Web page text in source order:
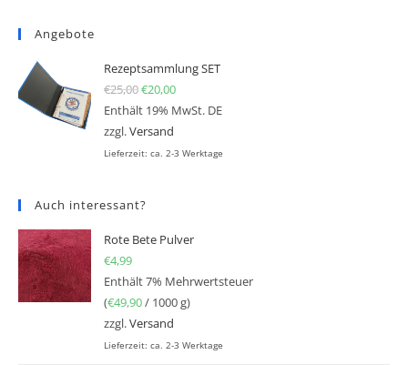
Angebote
Rezeptsammlung SET
€25,00Ursprünglicher Preis war: €25,00
€20,00Aktueller Preis ist: €20,00.
Enthält 19% MwSt. DE
zzgl.Versand
Lieferzeit: ca. 2-3 Werktage
Auch interessant?
Rote Bete Pulver
€4,99
Enthält 7% Mehrwertsteuer
(€49,90/ 1000 g)
zzgl.Versand
Lieferzeit: ca. 2-3 Werktage